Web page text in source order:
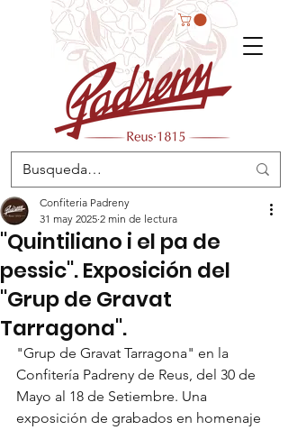
"Quintiliano i el pa de
pessic". Exposición del
"Grup de Gravat
Tarragona".
Confiteria Padreny
31 may 2025 2 min de lectura
"Grup de Gravat Tarragona" en la
Confitería Padreny de Reus, del 30 de
Mayo al 18 de Setiembre. Una
exposición de grabados en homenaje